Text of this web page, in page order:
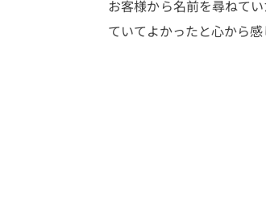
お客様から名前を尋ねて
ていてよかったと心から感